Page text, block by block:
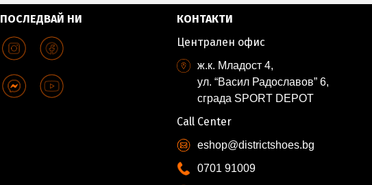
ПОСЛЕДВАЙ НИ
КОНТАКТИ
Централен офис
ж.к. Младост 4,
ул. “Васил Радославов” 6,
сграда SPORT DEPOT
Call Center
eshop@districtshoes.bg
0701 91009